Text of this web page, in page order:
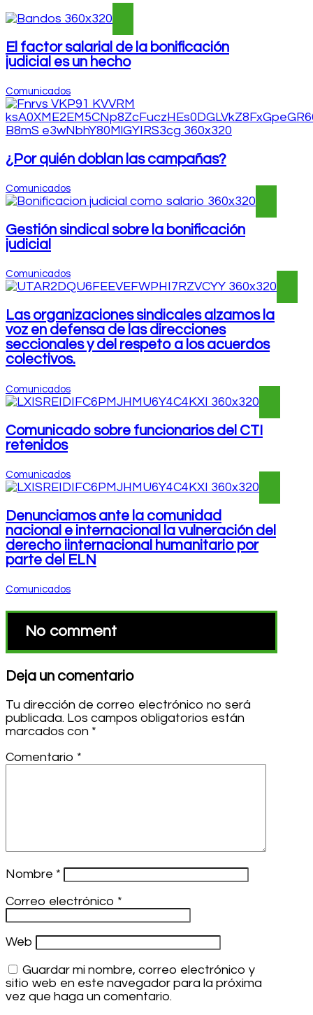
El factor salarial de la bonificación
judicial es un hecho
Comunicados
¿Por quién doblan las campañas?
Comunicados
Gestión sindical sobre la bonificación
judicial
Comunicados
Las organizaciones sindicales alzamos la
voz en defensa de las direcciones
seccionales y del respeto a los acuerdos
colectivos.
Comunicados
Comunicado sobre funcionarios del CTI
retenidos
Comunicados
Denunciamos ante la comunidad
nacional e internacional la vulneración del
derecho iinternacional humanitario por
parte del ELN
Comunicados
No comment
Deja un comentario
Tu dirección de correo electrónico no será
publicada. Los campos obligatorios están
marcados con *
Comentario *
Nombre *
Correo electrónico *
Web
Guardar mi nombre, correo electrónico y
sitio web en este navegador para la próxima
vez que haga un comentario.